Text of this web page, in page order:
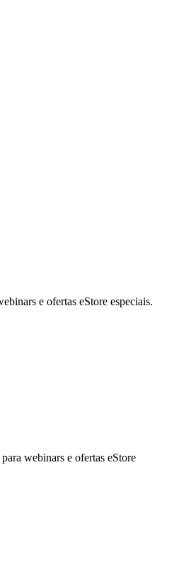
e ofertas eStore especiais.
webinars e ofertas eStore